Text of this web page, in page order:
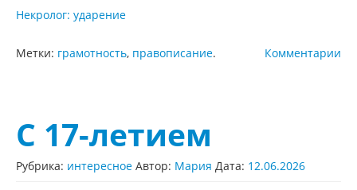
Некролог: ударение
Комментарии
Метки: грамотность, правописание.
С 17-летием
Рубрика: интересное Автор: Мария Дата: 12.06.2026